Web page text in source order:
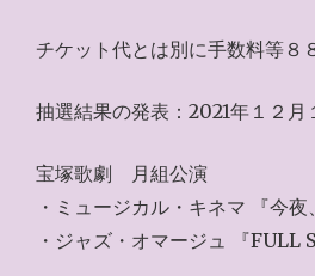
チケット代とは別に手数料等８
抽選結果の発表：2021年１２
宝塚歌劇 月組公演
・ミュージカル・キネマ 『今夜
・ジャズ・オマージュ 『FULL